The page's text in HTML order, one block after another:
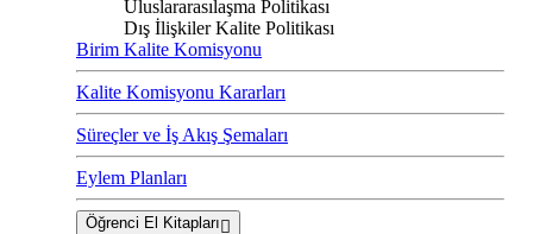
Uluslararasılaşma Politikası
Dış İlişkiler Kalite Politikası
Birim Kalite Komisyonu
Kalite Komisyonu Kararları
Süreçler ve İş Akış Şemaları
Eylem Planları
Öğrenci El Kitapları